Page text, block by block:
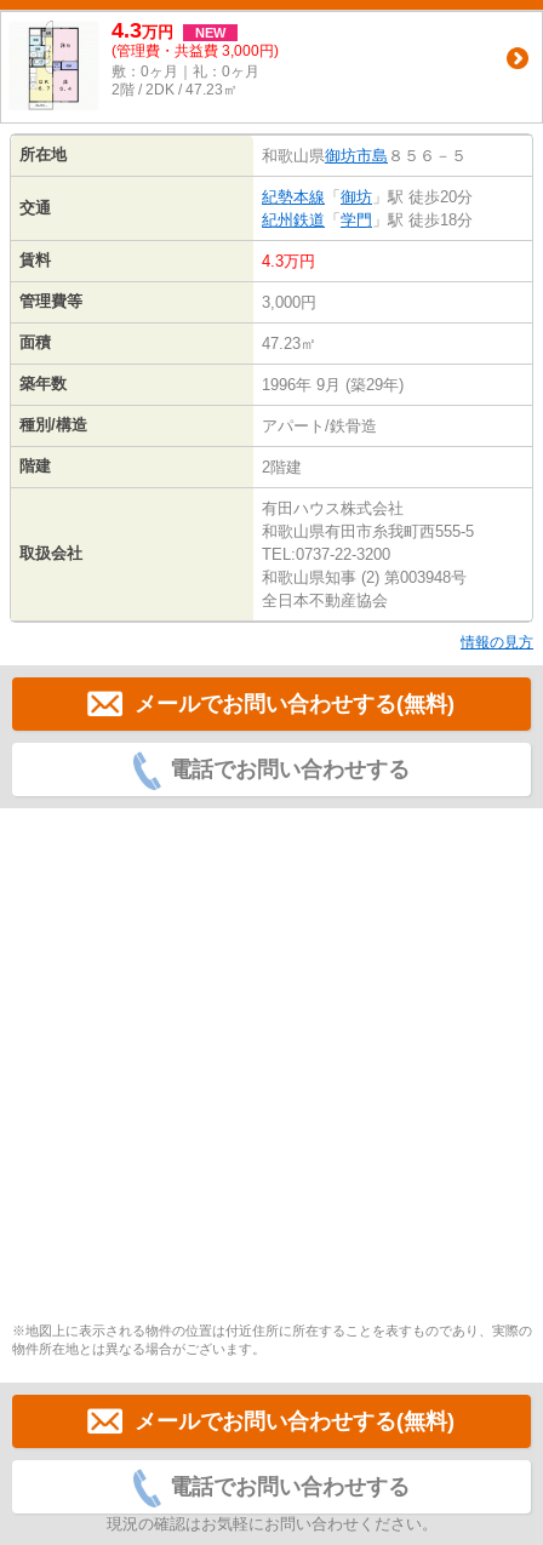
4.3万円 NEW
(管理費・共益費 3,000円)
敷：0ヶ月｜礼：0ヶ月
2階 / 2DK / 47.23㎡
所在地 和歌山県御坊市島 ８５６－５
交通
紀勢本線 「 御坊 」駅 徒歩20分
紀州鉄道 「 学門 」駅 徒歩18分
賃料 4.3万円
管理費等 3,000円
面積 47.23㎡
築年数 1996年 9月 (築29年)
種別/構造 アパート/鉄骨造
階建 2階建
取扱会社
有田ハウス株式会社
和歌山県有田市糸我町西555-5
TEL:0737-22-3200
和歌山県知事 (2) 第003948号
全日本不動産協会
情報の見方
メールでお問い合わせする(無料)
電話でお問い合わせする
※地図上に表示される物件の位置は付近住所に所在することを表すものであり、実際の
物件所在地とは異なる場合がございます。
メールでお問い合わせする(無料)
電話でお問い合わせする
現況の確認はお気軽にお問い合わせください。